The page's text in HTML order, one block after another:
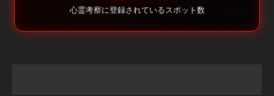
心霊考察に登録されているスポット数